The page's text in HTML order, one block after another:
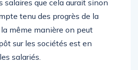
salaires que cela aurait sinon
tenu des progrès de la
même manière on peut
sur les sociétés est en
salariés.